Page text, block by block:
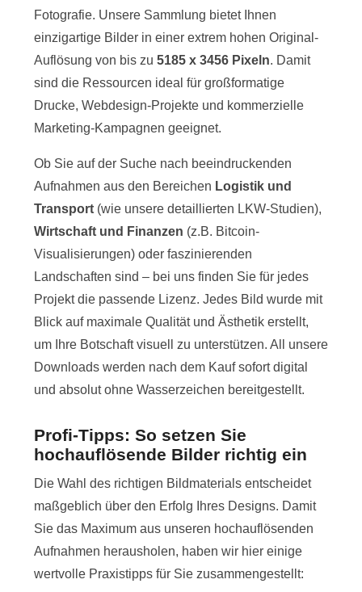
Fotografie. Unsere Sammlung bietet Ihnen
einzigartige Bilder in einer extrem hohen Original-
Auflösung von bis zu 5185 x 3456 Pixeln. Damit
sind die Ressourcen ideal für großformatige
Drucke, Webdesign-Projekte und kommerzielle
Marketing-Kampagnen geeignet.
Ob Sie auf der Suche nach beeindruckenden
Aufnahmen aus den Bereichen Logistik und
Transport (wie unsere detaillierten LKW-Studien),
Wirtschaft und Finanzen (z.B. Bitcoin-
Visualisierungen) oder faszinierenden
Landschaften sind – bei uns finden Sie für jedes
Projekt die passende Lizenz. Jedes Bild wurde mit
Blick auf maximale Qualität und Ästhetik erstellt,
um Ihre Botschaft visuell zu unterstützen. All unsere
Downloads werden nach dem Kauf sofort digital
und absolut ohne Wasserzeichen bereitgestellt.
Profi-Tipps: So setzen Sie
hochauflösende Bilder richtig ein
Die Wahl des richtigen Bildmaterials entscheidet
maßgeblich über den Erfolg Ihres Designs. Damit
Sie das Maximum aus unseren hochauflösenden
Aufnahmen herausholen, haben wir hier einige
wertvolle Praxistipps für Sie zusammengestellt: